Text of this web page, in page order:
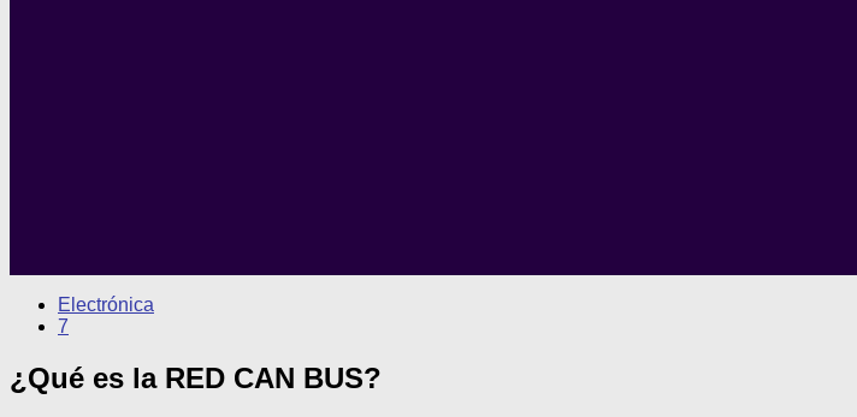
Electrónica
7
¿Qué es la RED CAN BUS?